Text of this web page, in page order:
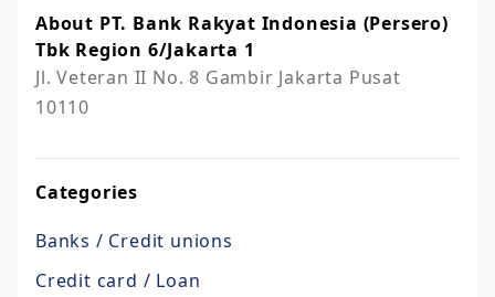
About PT. Bank Rakyat Indonesia (Persero)
Tbk Region 6/Jakarta 1
Jl. Veteran II No. 8 Gambir Jakarta Pusat
10110
Categories
Banks / Credit unions
Credit card / Loan